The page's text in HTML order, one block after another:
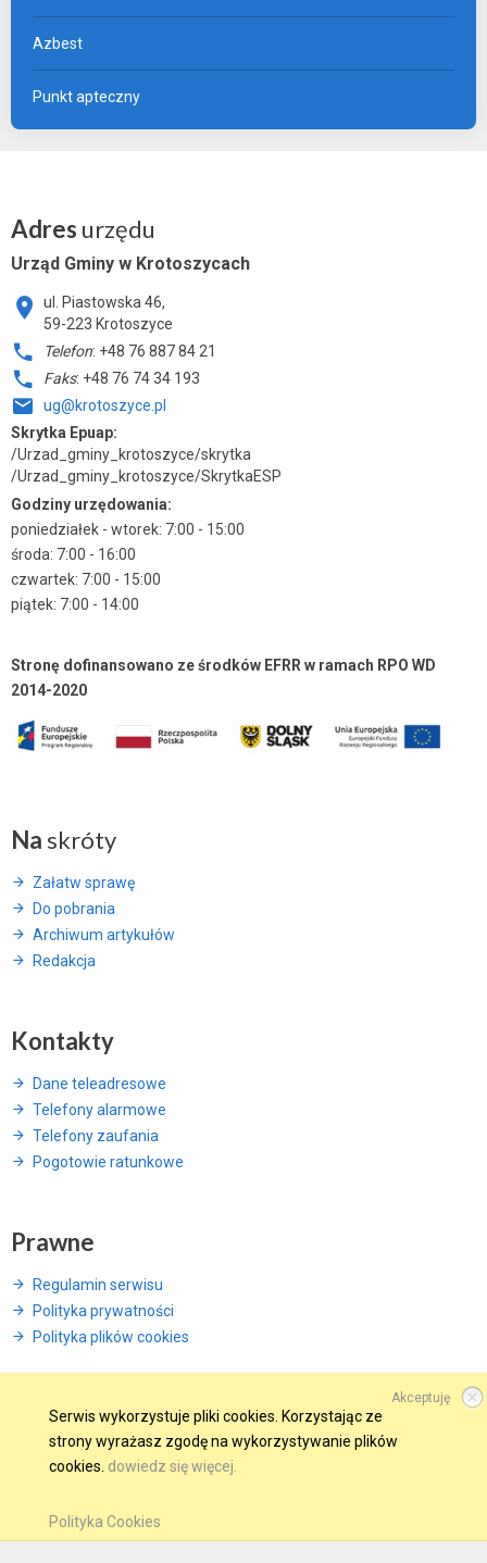
Azbest
Punkt apteczny
Adres urzędu
Urząd Gminy w Krotoszycach
ul. Piastowska 46,
59-223 Krotoszyce
Telefon: +48 76 887 84 21
Faks: +48 76 74 34 193
ug@krotoszyce.pl
Skrytka Epuap:
/Urzad_gminy_krotoszyce/skrytka
/Urzad_gminy_krotoszyce/SkrytkaESP
Godziny urzędowania:
poniedziałek - wtorek: 7:00 - 15:00
środa: 7:00 - 16:00
czwartek: 7:00 - 15:00
piątek: 7:00 - 14:00
Stronę dofinansowano ze środków EFRR w ramach RPO WD
2014-2020
Na skróty
Załatw sprawę
Do pobrania
Archiwum artykułów
Redakcja
Kontakty
Dane teleadresowe
Telefony alarmowe
Telefony zaufania
Pogotowie ratunkowe
Prawne
Regulamin serwisu
Polityka prywatności
Polityka plików cookies
© 2015 Wszelkie prawa zastrzeżone.
WINDWEB - Strony Internetowe
Akceptuję
Serwis wykorzystuje pliki cookies. Korzystając ze
strony wyrażasz zgodę na wykorzystywanie plików
cookies. dowiedz się więcej.
Polityka Cookies